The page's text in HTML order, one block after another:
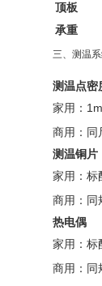
顶板
承重
三、测温
测温点密
家用：
商用：同
测温铜片
家用：标
商用：同
热电偶
家用：标
商用：同